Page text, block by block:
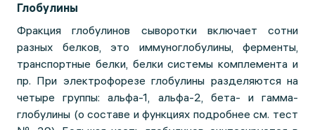
Глобулины
Фракция глобулинов сыворотки включает сотни
разных белков, это иммуноглобулины, ферменты,
транспортные белки, белки системы комплемента и
пр. При электрофорезе глобулины разделяются на
четыре группы: альфа-1, альфа-2, бета- и гамма-
глобулины (о составе и функциях подробнее см. тест